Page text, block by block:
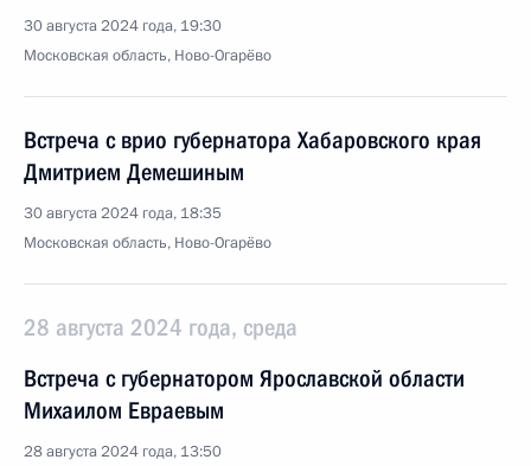
30 августа 2024 года, 19:30
Московская область, Ново-Огарёво
Встреча с врио губернатора Хабаровского края
Дмитрием Демешиным
30 августа 2024 года, 18:35
Московская область, Ново-Огарёво
28 августа 2024 года, среда
Встреча с губернатором Ярославской области
Михаилом Евраевым
28 августа 2024 года, 13:50